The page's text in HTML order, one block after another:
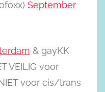
September
& gayKK
VEILIG voor
voor cis/trans